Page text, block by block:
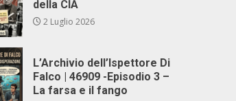
della CIA
2 Luglio 2026
L’Archivio dell’Ispettore Di
Falco | 46909 -Episodio 3 –
La farsa e il fango